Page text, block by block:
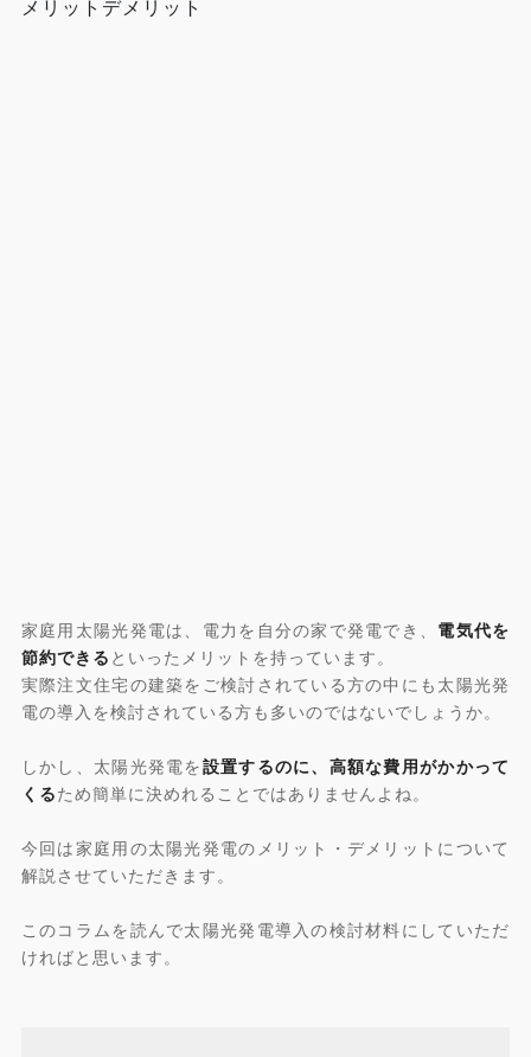
家庭用太陽光発電は、電力を自分の家で発電でき、 電気代を
節約できる といったメリットを持っています。
実際注文住宅の建築をご検討されている方の中にも太陽光発
電の導入を検討されている方も多いのではないでしょうか。
しかし、太陽光発電を設置するのに、高額な費用がかかって
くるため簡単に決めれることではありませんよね。
今回は家庭用の太陽光発電のメリット・デメリットについて
解説させていただきます。
このコラムを読んで太陽光発電導入の検討材料にしていただ
ければと思います。